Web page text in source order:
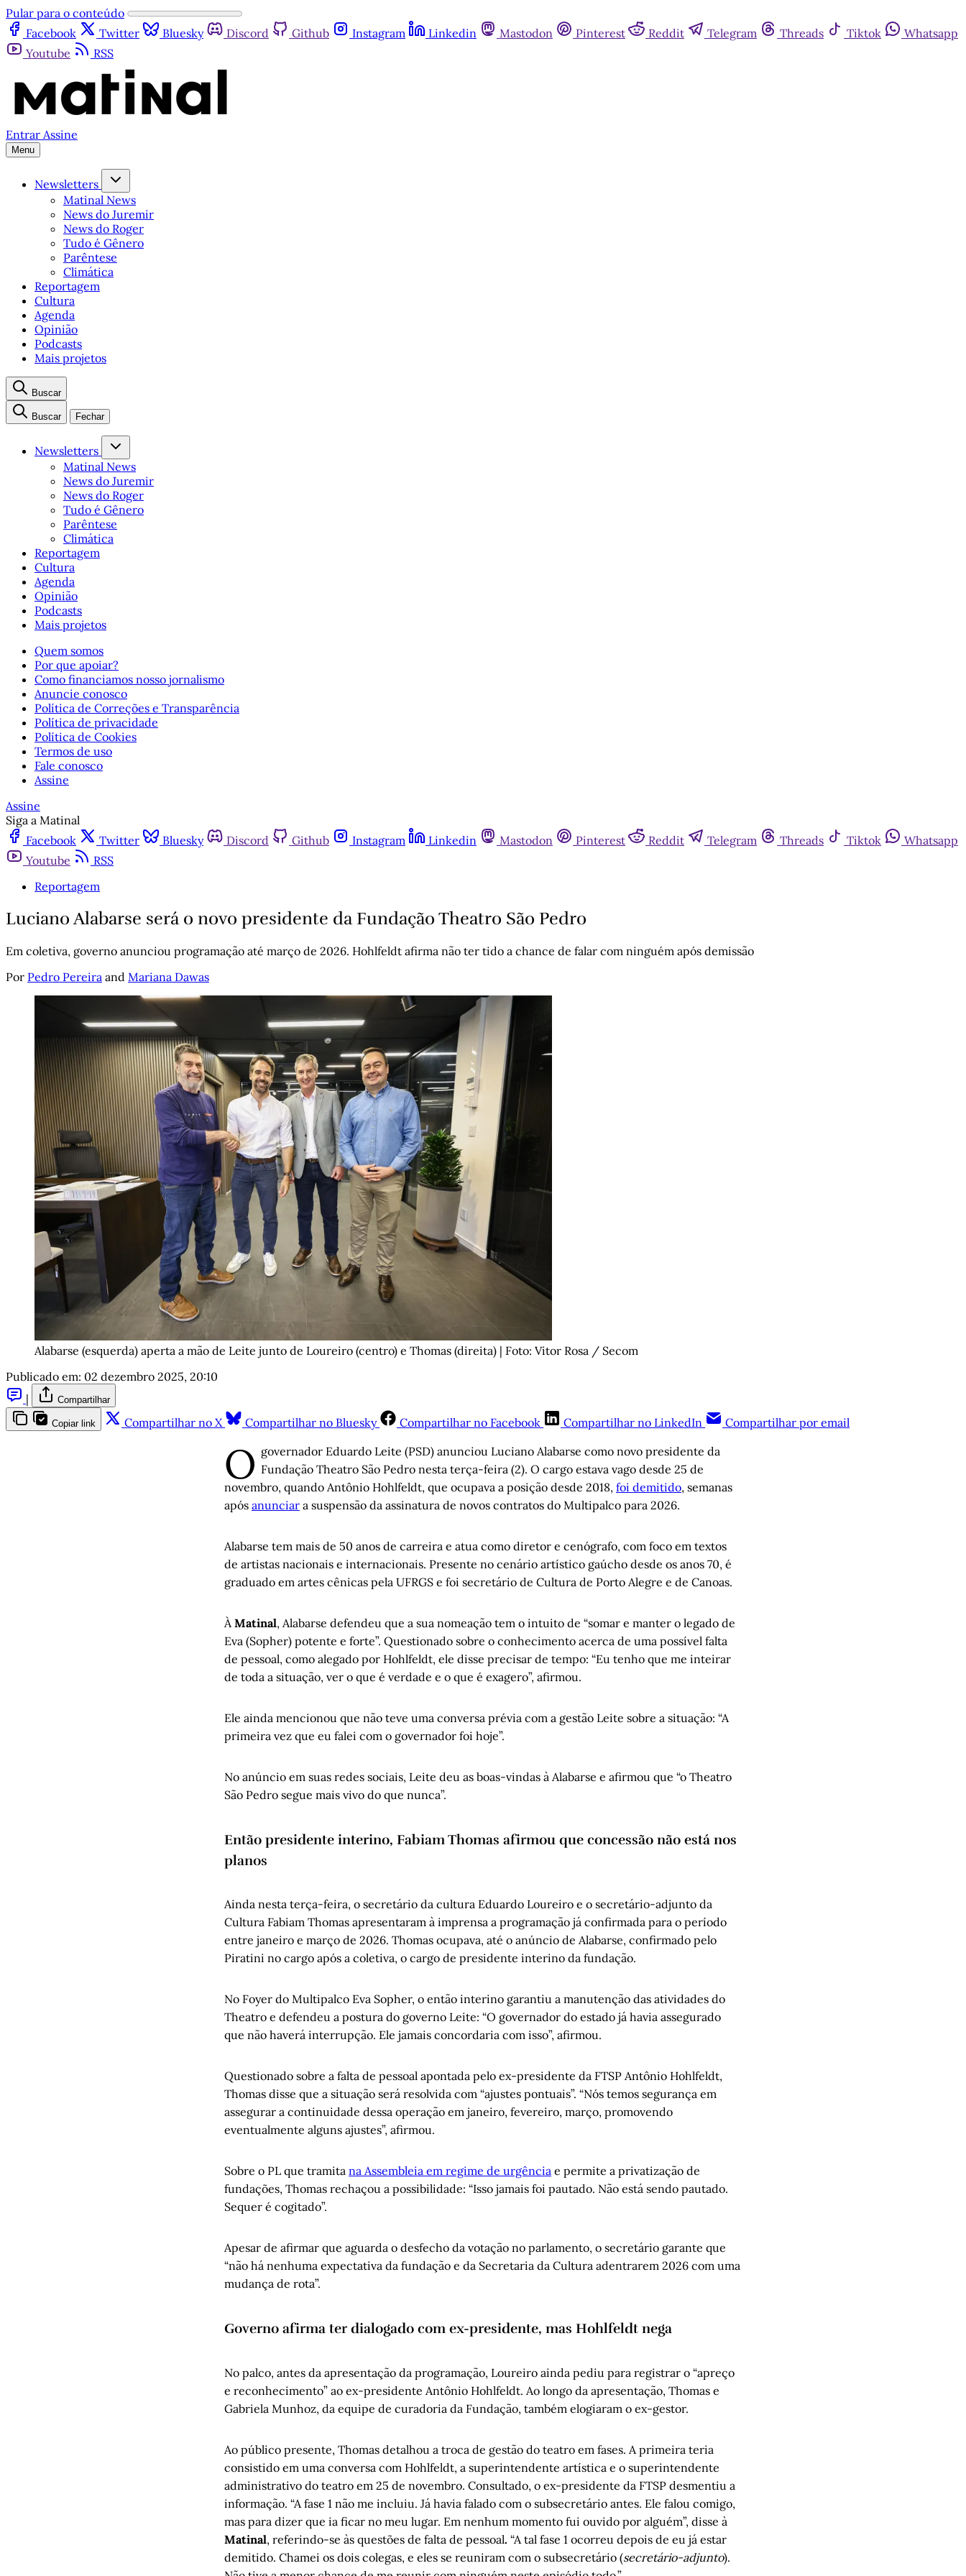
Pular para o conteúdo
Facebook
Twitter Bluesky Discord Github Instagram Linkedin Mastodon Pinterest Reddit Telegram Threads Tiktok
Whatsapp
Youtube
RSS
Entrar Assine
Menu
Newsletters
Matinal News
News do Juremir
News do Roger
Tudo é Gênero
Parêntese
Climática
Reportagem
Cultura
Agenda
Opinião
Podcasts
Mais projetos
Buscar
Buscar Fechar
Newsletters
Matinal News
News do Juremir
News do Roger
Tudo é Gênero
Parêntese
Climática
Reportagem
Cultura
Agenda
Opinião
Podcasts
Mais projetos
Quem somos
Por que apoiar?
Como financiamos nosso jornalismo
Anuncie conosco
Política de Correções e Transparência
Política de privacidade
Política de Cookies
Termos de uso
Fale conosco
Assine
Assine
Siga a Matinal
Facebook
Twitter Bluesky Discord Github Instagram Linkedin Mastodon Pinterest Reddit Telegram Threads Tiktok
Whatsapp
Youtube
RSS
Reportagem
Luciano Alabarse será o novo presidente da Fundação Theatro São Pedro
Em coletiva, governo anunciou programação até março de 2026. Hohlfeldt afirma não ter tido a chance de falar com ninguém após demissão
Por Pedro Pereira and Mariana Dawas
Alabarse (esquerda) aperta a mão de Leite junto de Loureiro (centro) e Thomas (direita) | Foto: Vitor Rosa / Secom
Publicado em: 02 dezembro 2025, 20:10
|
Compartilhar
Copiar link Compartilhar no X Compartilhar no Bluesky Compartilhar no Facebook Compartilhar no LinkedIn Compartilhar por email
O governador Eduardo Leite (PSD) anunciou Luciano Alabarse como novo presidente da
Fundação Theatro São Pedro nesta terça-feira (2). O cargo estava vago desde 25 de
novembro, quando Antônio Hohlfeldt, que ocupava a posição desde 2018, foi demitido, semanas
após anunciar a suspensão da assinatura de novos contratos do Multipalco para 2026.
Alabarse tem mais de 50 anos de carreira e atua como diretor e cenógrafo, com foco em textos
de artistas nacionais e internacionais. Presente no cenário artístico gaúcho desde os anos 70, é
graduado em artes cênicas pela UFRGS e foi secretário de Cultura de Porto Alegre e de Canoas.
À Matinal, Alabarse defendeu que a sua nomeação tem o intuito de “somar e manter o legado de
Eva (Sopher) potente e forte”. Questionado sobre o conhecimento acerca de uma possível falta
de pessoal, como alegado por Hohlfeldt, ele disse precisar de tempo: “Eu tenho que me inteirar
de toda a situação, ver o que é verdade e o que é exagero”, afirmou.
Ele ainda mencionou que não teve uma conversa prévia com a gestão Leite sobre a situação: “A
primeira vez que eu falei com o governador foi hoje”.
No anúncio em suas redes sociais, Leite deu as boas-vindas à Alabarse e afirmou que “o Theatro
São Pedro segue mais vivo do que nunca”.
Então presidente interino, Fabiam Thomas afirmou que concessão não está nos
planos
Ainda nesta terça-feira, o secretário da cultura Eduardo Loureiro e o secretário-adjunto da
Cultura Fabiam Thomas apresentaram à imprensa a programação já confirmada para o período
entre janeiro e março de 2026. Thomas ocupava, até o anúncio de Alabarse, confirmado pelo
Piratini no cargo após a coletiva, o cargo de presidente interino da fundação.
No Foyer do Multipalco Eva Sopher, o então interino garantiu a manutenção das atividades do
Theatro e defendeu a postura do governo Leite: “O governador do estado já havia assegurado
que não haverá interrupção. Ele jamais concordaria com isso”, afirmou.
Questionado sobre a falta de pessoal apontada pelo ex-presidente da FTSP Antônio Hohlfeldt,
Thomas disse que a situação será resolvida com “ajustes pontuais”. “Nós temos segurança em
assegurar a continuidade dessa operação em janeiro, fevereiro, março, promovendo
eventualmente alguns ajustes”, afirmou.
Sobre o PL que tramita na Assembleia em regime de urgência e permite a privatização de
fundações, Thomas rechaçou a possibilidade: “Isso jamais foi pautado. Não está sendo pautado.
Sequer é cogitado”.
Apesar de afirmar que aguarda o desfecho da votação no parlamento, o secretário garante que
“não há nenhuma expectativa da fundação e da Secretaria da Cultura adentrarem 2026 com uma
mudança de rota”.
Governo afirma ter dialogado com ex-presidente, mas Hohlfeldt nega
No palco, antes da apresentação da programação, Loureiro ainda pediu para registrar o “apreço
e reconhecimento” ao ex-presidente Antônio Hohlfeldt. Ao longo da apresentação, Thomas e
Gabriela Munhoz, da equipe de curadoria da Fundação, também elogiaram o ex-gestor.
Ao público presente, Thomas detalhou a troca de gestão do teatro em fases. A primeira teria
consistido em uma conversa com Hohlfeldt, a superintendente artística e o superintendente
administrativo do teatro em 25 de novembro. Consultado, o ex-presidente da FTSP desmentiu a
informação. “A fase 1 não me incluiu. Já havia falado com o subsecretário antes. Ele falou comigo,
mas para dizer que ia ficar no meu lugar. Em nenhum momento fui ouvido por alguém”, disse à
Matinal, referindo-se às questões de falta de pessoal. “A tal fase 1 ocorreu depois de eu já estar
demitido. Chamei os dois colegas, e eles se reuniram com o subsecretário (secretário-adjunto).